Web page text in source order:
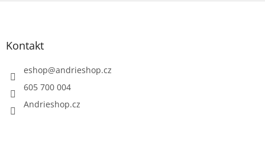
Z
Kontakt
eshop@andrieshop.cz
605 700 004
Andrieshop.cz